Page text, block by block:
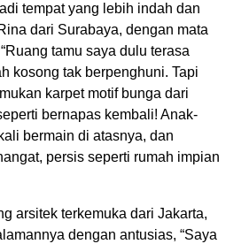
tempat yang lebih indah dan
dari Surabaya, dengan mata
tamu saya dulu terasa
kosong tak berpenghuni. Tapi
karpet motif bunga dari
bernapas kembali! Anak-
bermain di atasnya, dan
persis seperti rumah impian
arsitek terkemuka dari Jakarta,
dengan antusias, “Saya